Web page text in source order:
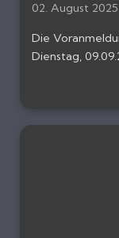
02. August 2025
Die
Dienstag,